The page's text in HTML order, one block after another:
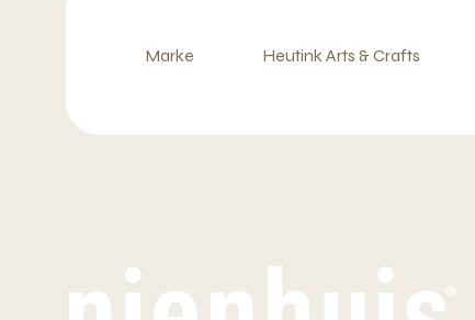
Marke Heutink Arts & Crafts